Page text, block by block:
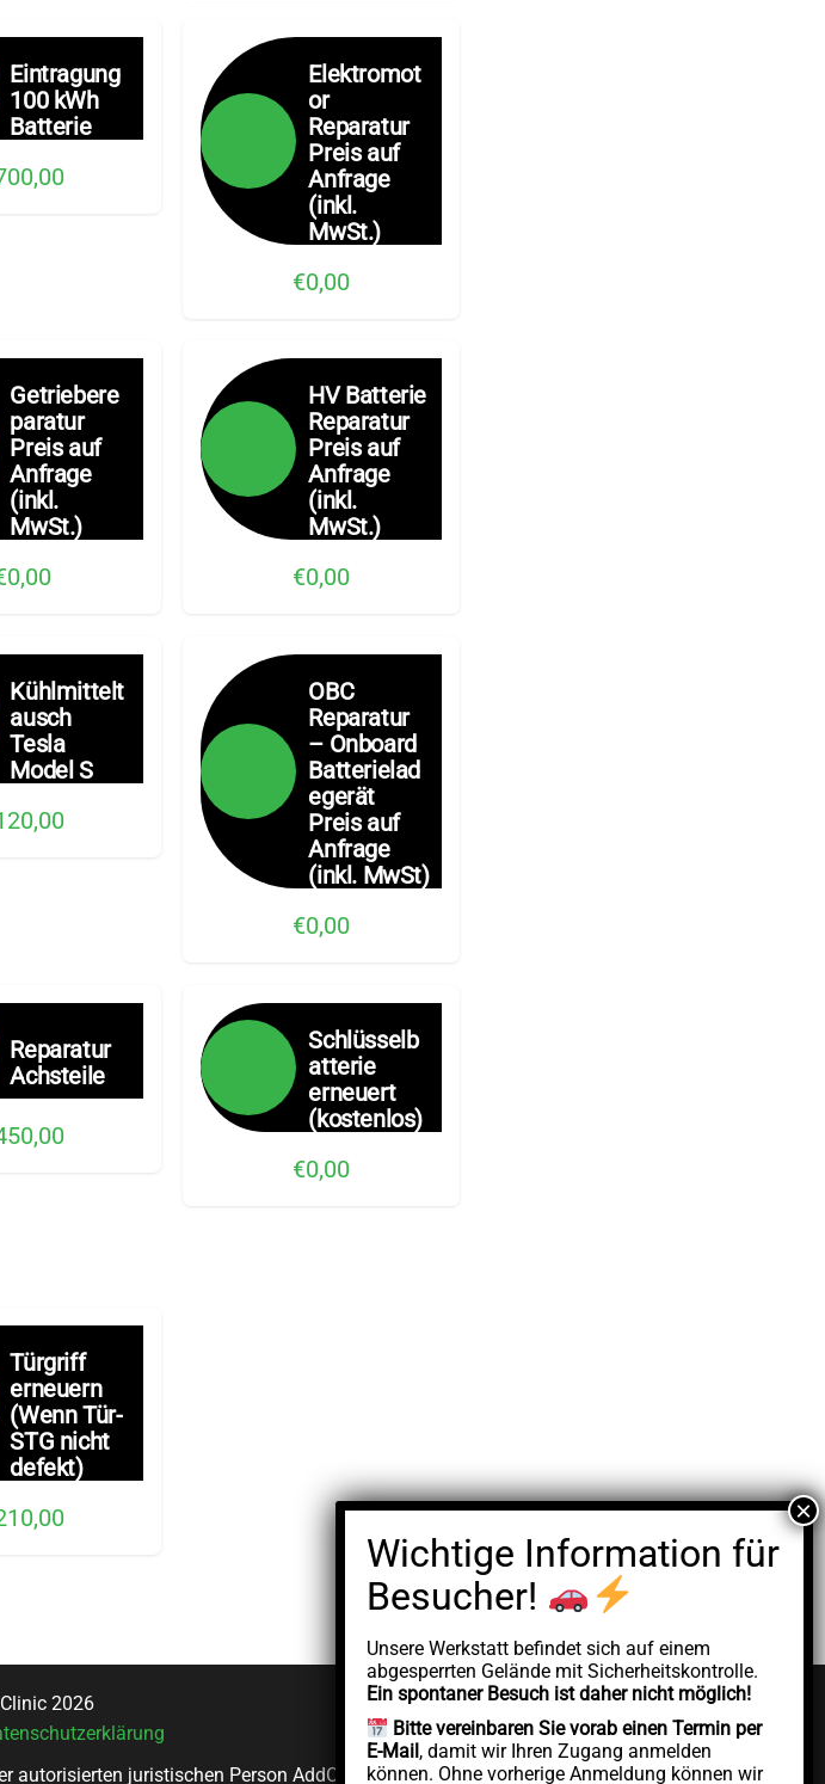
Eintragung
100 kWh
Batterie
Elektromot
or
Reparatur
Preis auf
Anfrage
(inkl.
MwSt.)
€0,00
Getriebere
paratur
Preis auf
Anfrage
(inkl.
MwSt.)
HV Batterie
Reparatur
Preis auf
Anfrage
(inkl.
MwSt.)
€0,00
Kühlmittelt
ausch
Tesla
Model S
OBC
Reparatur
– Onboard
Batterielad
egerät
Preis auf
Anfrage
(inkl. MwSt)
€0,00
Reparatur
Achsteile
Schlüsselb
atterie
erneuert
(kostenlos)
€0,00
Türgriff
erneuern
(Wenn Tür-
STG nicht
defekt)
2026
juristischen Person AddCycle GMBH durchgeführt, die unabhängig
Unsere Werkstatt befindet sich auf einem
abgesperrten Gelände mit Sicherheitskontrolle.
Ein spontaner Besuch ist daher nicht möglich!
Bitte vereinbaren Sie vorab einen Termin per
E-Mail, damit wir Ihren Zugang anmelden
können. Ohne vorherige Anmeldung können wir